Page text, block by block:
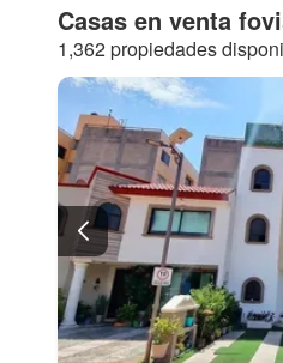
Casas en venta
1,362 propiedades